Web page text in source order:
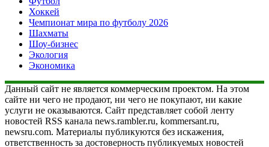
Хоккей
Чемпионат мира по футболу 2026
Шахматы
Шоу-бизнес
Экология
Экономика
Данный сайт не является коммерческим проектом. На этом
сайте ни чего не продают, ни чего не покупают, ни какие
услуги не оказываются. Сайт представляет собой ленту
новостей RSS канала news.rambler.ru, kommersant.ru,
newsru.com. Материалы публикуются без искажения,
ответственность за достоверность публикуемых новостей